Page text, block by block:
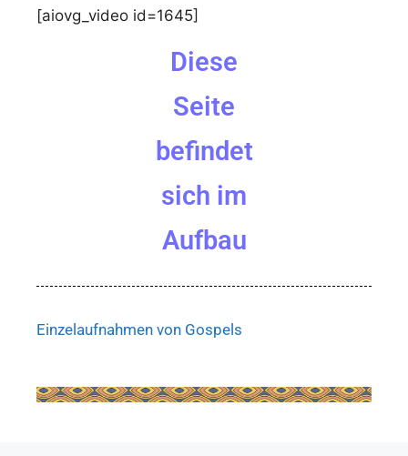
[aiovg_video id=1645]
Diese
Seite
befindet
sich im
Aufbau
Einzelaufnahmen von Gospels